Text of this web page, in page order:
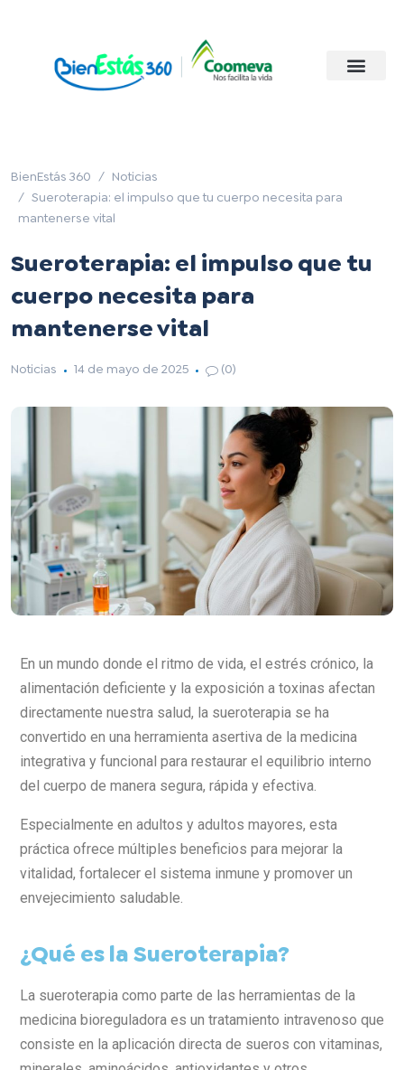
BienEstás 360
Noticias
Sueroterapia: el impulso que tu cuerpo necesita para
mantenerse vital
Sueroterapia: el impulso que tu
cuerpo necesita para
mantenerse vital
Noticias 14 de mayo de 2025 (0)
En un mundo donde el ritmo de vida, el estrés crónico, la
alimentación deficiente y la exposición a toxinas afectan
directamente nuestra salud, la sueroterapia se ha
convertido en una herramienta asertiva de la medicina
integrativa y funcional para restaurar el equilibrio interno
del cuerpo de manera segura, rápida y efectiva.
Especialmente en adultos y adultos mayores, esta
práctica ofrece múltiples beneficios para mejorar la
vitalidad, fortalecer el sistema inmune y promover un
envejecimiento saludable.
¿Qué es la Sueroterapia?
La sueroterapia como parte de las herramientas de la
medicina bioreguladora es un tratamiento intravenoso que
consiste en la aplicación directa de sueros con vitaminas,